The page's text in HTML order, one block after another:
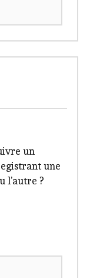
un
une
l’autre ?